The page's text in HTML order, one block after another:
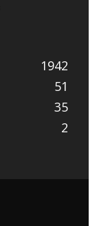
1942
51
35
2